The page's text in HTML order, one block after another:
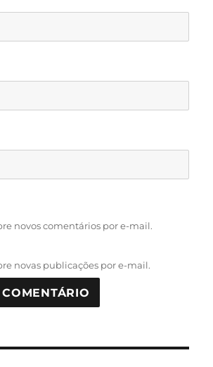
novos comentários por e-mail.
novas publicações por e-mail.